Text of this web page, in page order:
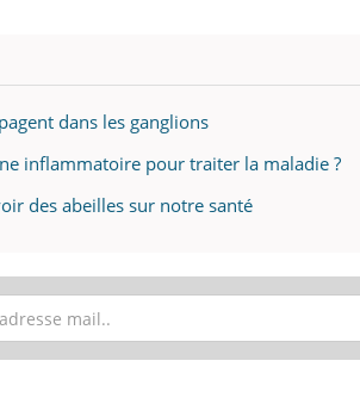
dans les ganglions
inflammatoire pour traiter la maladie ?
des abeilles sur notre santé